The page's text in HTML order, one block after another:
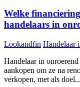
Welke
handelaars in
Lookandfin Handelaar
Handelaar in
aankopen om ze na
verkopen, met als doel...